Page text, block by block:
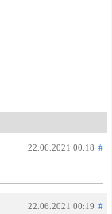
22.06.2021 00:18 #
22.06.2021 00:19 #